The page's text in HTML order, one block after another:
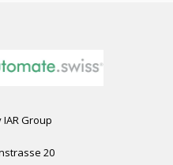
Group
20